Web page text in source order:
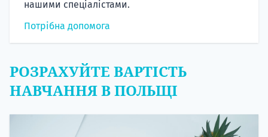
нашими спеціалістами.
Потрібна допомога
РОЗРАХУЙТЕ ВАРТІСТЬ
НАВЧАННЯ В ПОЛЬЩІ